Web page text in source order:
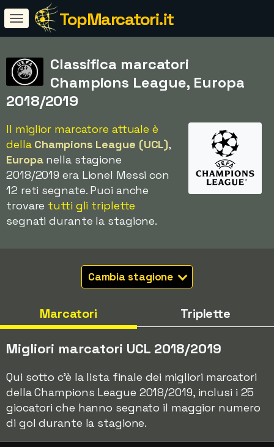
TopMarcatori.it
Classifica marcatori
Champions League, Europa
2018/2019
Il miglior marcatore attuale è
della Champions League (UCL),
Europanella stagione
2018/2019 era Lionel Messi con
12 reti segnate. Puoi anche
trovare tutti gli triplette
segnati durante la stagione.
Cambia stagione
Marcatori Triplette
Migliori marcatori UCL 2018/2019
Qui sotto c'è la lista finale dei migliori marcatori
della Champions League 2018/2019, inclusi i 25
giocatori che hanno segnato il maggior numero
di gol durante la stagione.